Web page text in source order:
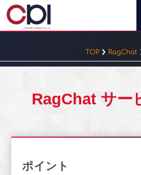
TOP RagChat
RagChat サー
ポイント